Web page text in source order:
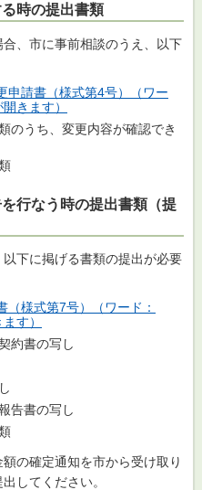
時の提出書類
、市に事前相談のうえ、以下
申請書（様式第4号）（ワー
きます）
のうち、変更内容が確認でき
行なう時の提出書類（提
下に掲げる書類の提出が必要
（様式第7号）（ワード：
す）
約書の写し
告書の写し
の確定通知を市から受け取り
してください。